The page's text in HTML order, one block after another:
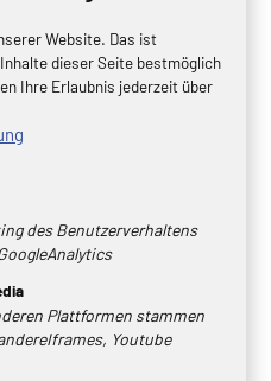
Website. Das ist
dieser Seite bestmöglich
Ihre Erlaubnis jederzeit über
des Benutzerverhaltens
Plattformen stammen
Youtube